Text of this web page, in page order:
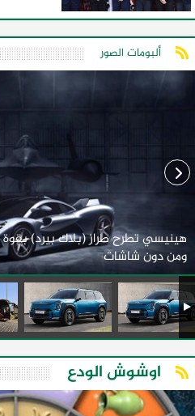
ألبومات الصور
ومن دون شاشات
اوشوش الودع